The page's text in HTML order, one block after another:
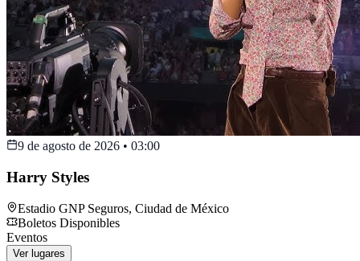
9 de agosto de 2026 • 03:00
Harry Styles
Estadio GNP Seguros, Ciudad de México
Boletos Disponibles
Eventos
Ver lugares